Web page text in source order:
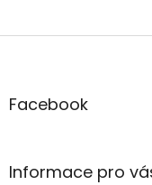
Z
aFacebook
Informace pro